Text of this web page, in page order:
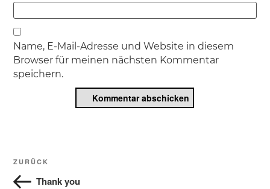
Name, E-Mail-Adresse und Website in diesem
Browser für meinen nächsten Kommentar
speichern.
Beitragsnavigation
Vorheriger
Beitrag
ZURÜCK
Thank you